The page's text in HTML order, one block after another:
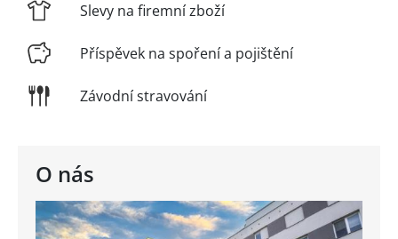
O nás
Slevy na firemní zboží
Příspěvek na spoření a pojištění
Závodní stravování